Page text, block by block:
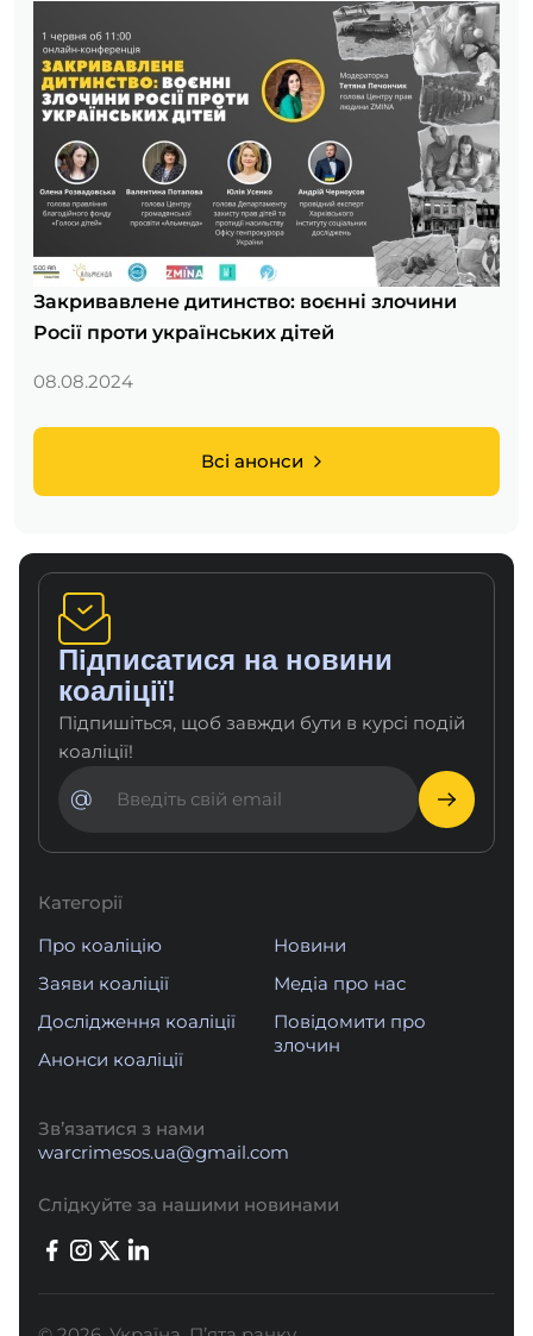
Всі анонси
Закривавлене дитинство: воєнні злочини
Росії проти українських дітей
08.08.2024
Підписатися на новини
коаліції!
Підпишіться, щоб завжди бути в курсі подій
коаліції!
@
Категорії
Про коаліцію
Заяви коаліції
Дослідження коаліції
Анонси коаліції
Новини
Медіа про нас
Повідомити про
злочин
Зв’язатися з нами
warcrimesos.ua@gmail.com
Слідкуйте за нашими новинами